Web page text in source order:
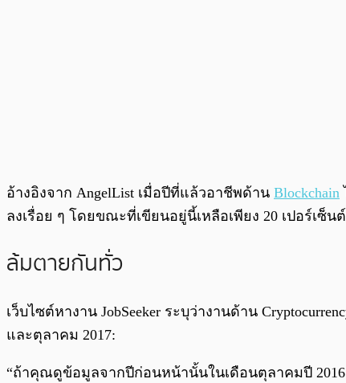
อ้างอิงจาก AngelList เมื่อปีที่แล้วอาชีพด้าน Blockchain
ลงเรื่อย ๆ โดยขณะที่เขียนอยู่นี้เหลือเพียง 20 เปอร์เซ็น
ล้มตายกันทั่ว
เว็บไซต์หางาน JobSeeker ระบุว่างานด้าน
และตุลาคม 2017:
“ถ้าคุณดูข้อมูลจากปีก่อนหน้านั้นในเดือนตุลาคมปี